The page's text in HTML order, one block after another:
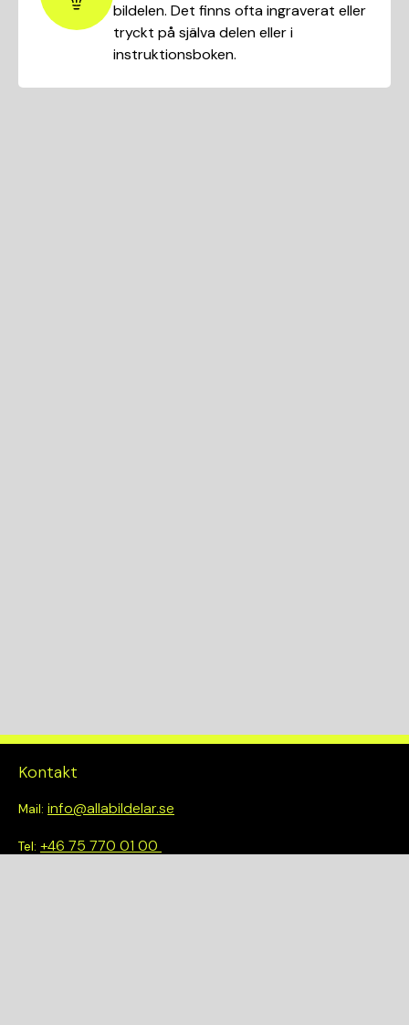
bildelen. Det finns ofta ingraverat eller
tryckt på själva delen eller i
instruktionsboken.
Kontakt
Mail: info@allabildelar.se
Tel: +46 75 770 01 00